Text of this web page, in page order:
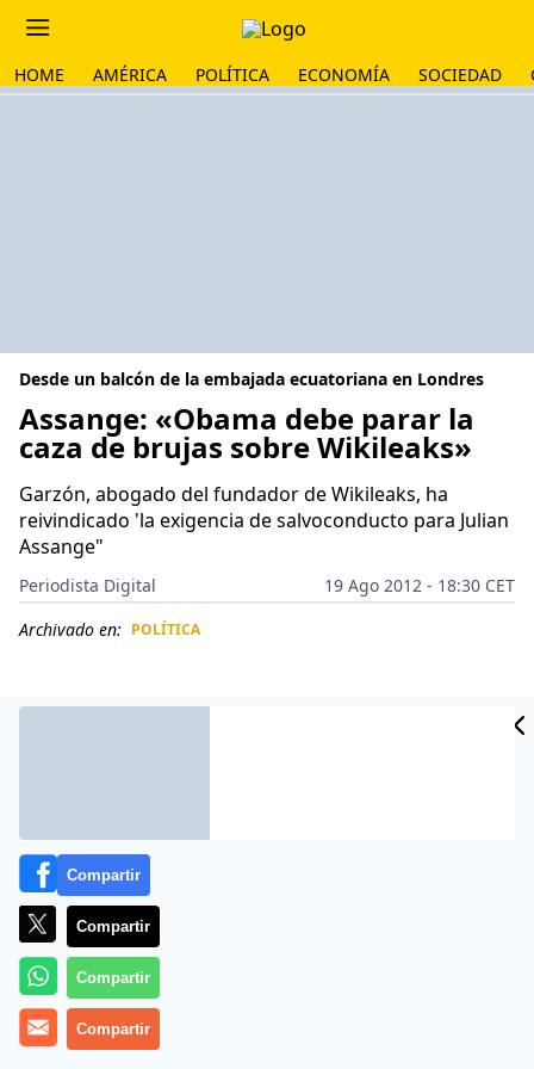
HOME AMÉRICA POLÍTICA ECONOMÍA SOCIEDAD
Desde un balcón de la embajada ecuatoriana en Londres
Assange: «Obama debe parar la
caza de brujas sobre Wikileaks»
Garzón, abogado del fundador de Wikileaks, ha
reivindicado 'la exigencia de salvoconducto para Julian
Assange"
Periodista Digital
19 Ago 2012 - 18:30 CET
Archivado en: POLÍTICA
Más información
Compartir
Compartir
Compartir
Compartir